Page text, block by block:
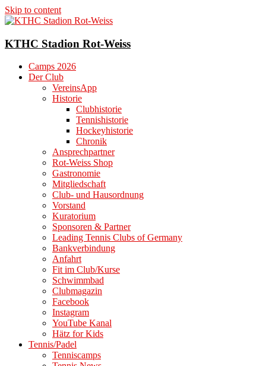
Skip to content
KTHC Stadion Rot-Weiss
Camps 2026
Der Club
VereinsApp
Historie
Clubhistorie
Tennishistorie
Hockeyhistorie
Chronik
Ansprechpartner
Rot-Weiss Shop
Gastronomie
Mitgliedschaft
Club- und Hausordnung
Vorstand
Kuratorium
Sponsoren & Partner
Leading Tennis Clubs of Germany
Bankverbindung
Anfahrt
Fit im Club/Kurse
Schwimmbad
Clubmagazin
Facebook
Instagram
YouTube Kanal
Hätz for Kids
Tennis/Padel
Tenniscamps